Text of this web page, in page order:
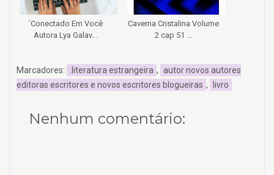
´Conectado Em Você
Autora Lya Galav...
Caverna Cristalina Volume
2 cap 51 ...
Marcadores: .literatura estrangeira , autor novos autores
editoras escritores e novos escritores blogueiras , livro
Nenhum comentário: